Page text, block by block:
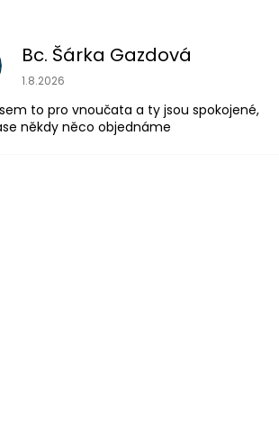
Bc. Šárka Gazdová
Hodnocení obchodu je 5 z 5 hvězdiček.
1.8.2026
to pro vnoučata a ty jsou spokojené,
někdy něco objednáme